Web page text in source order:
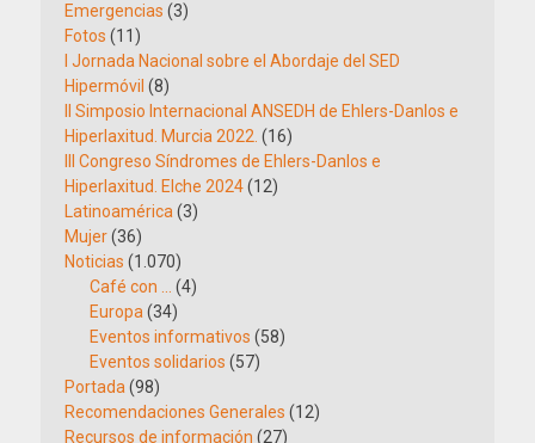
Emergencias (3)
Fotos (11)
I Jornada Nacional sobre el Abordaje del SED
Hipermóvil (8)
II Simposio Internacional ANSEDH de Ehlers-Danlos e
Hiperlaxitud. Murcia 2022. (16)
III Congreso Síndromes de Ehlers-Danlos e
Hiperlaxitud. Elche 2024(12)
Latinoamérica (3)
Mujer(36)
Noticias (1.070)
Café con …
(4)
Europa (34)
Eventos informativos (58)
Eventos solidarios (57)
Portada (98)
Recomendaciones Generales (12)
Recursos de información (27)